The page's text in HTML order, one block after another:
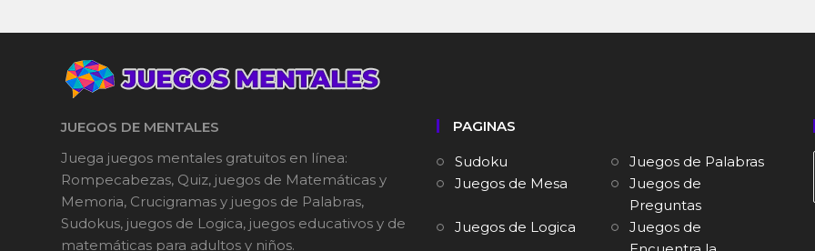
JUEGOS DE MENTALES
Juega juegos mentales gratuitos en línea:
Rompecabezas, Quiz, juegos de Matemáticas y
Memoria, Crucigramas y juegos de Palabras,
Sudokus, juegos de Logica, juegos educativos y de
matemáticas para adultos y niños.
PAGINAS
Sudoku
Juegos de Palabras
Juegos de Mesa
Juegos de
Preguntas
Juegos de Logica
Juegos de